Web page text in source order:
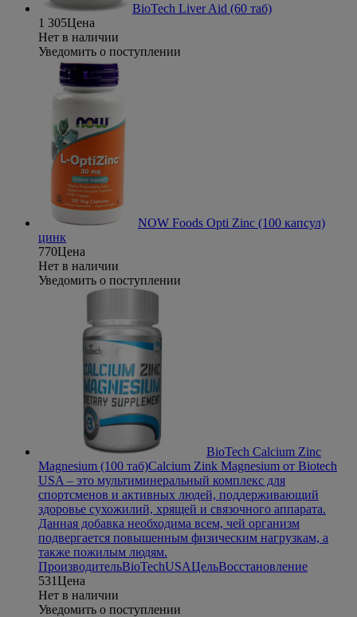
BioTech Liver Aid (60 таб)
1 305Цена
Нет в наличии
Уведомить о поступлении
NOW Foods Opti Zinc (100 капсул)
цинк
770Цена
Нет в наличии
Уведомить о поступлении
BioTech Calcium Zinc
Magnesium (100 таб)Calcium Zink Magnesium от Biotech
USA – это мультиминеральный комплекс для
спортсменов и активных людей, поддерживающий
здоровье сухожилий, хрящей и связочного аппарата.
Данная добавка необходима всем, чей организм
подвергается повышенным физическим нагрузкам, а
также пожилым людям.
ПроизводительBioTechUSAЦельВосстановление
531Цена
Нет в наличии
Уведомить о поступлении